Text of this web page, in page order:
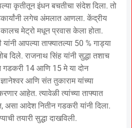
कृतीतून इंधन बचतीचा संदेश दिला. तो
लगेच अंमलात आणला. केंद्रीय
मेट्रो मधून प्रवास केला होता.
आपल्या ताफ्यातल्या 50 % गाड्या
दिले. राजनाथ सिंह यांनी सुद्धा तशाच
गडकरी 14 आणि 15 मे या दोन
आणि संत तुकाराम यांच्या
आहेत. त्यावेळी त्यांच्या ताफ्यात
असा आदेश नितीन गडकरी यांनी दिला.
तयारी सुद्धा दाखविली.